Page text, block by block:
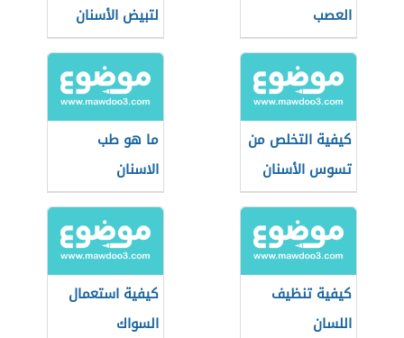
العصب
لتبيض الأسنان
كيفية التخلص من
تسوس الأسنان
ما هو طب
الاسنان
كيفية تنظيف
اللسان
كيفية استعمال
السواك